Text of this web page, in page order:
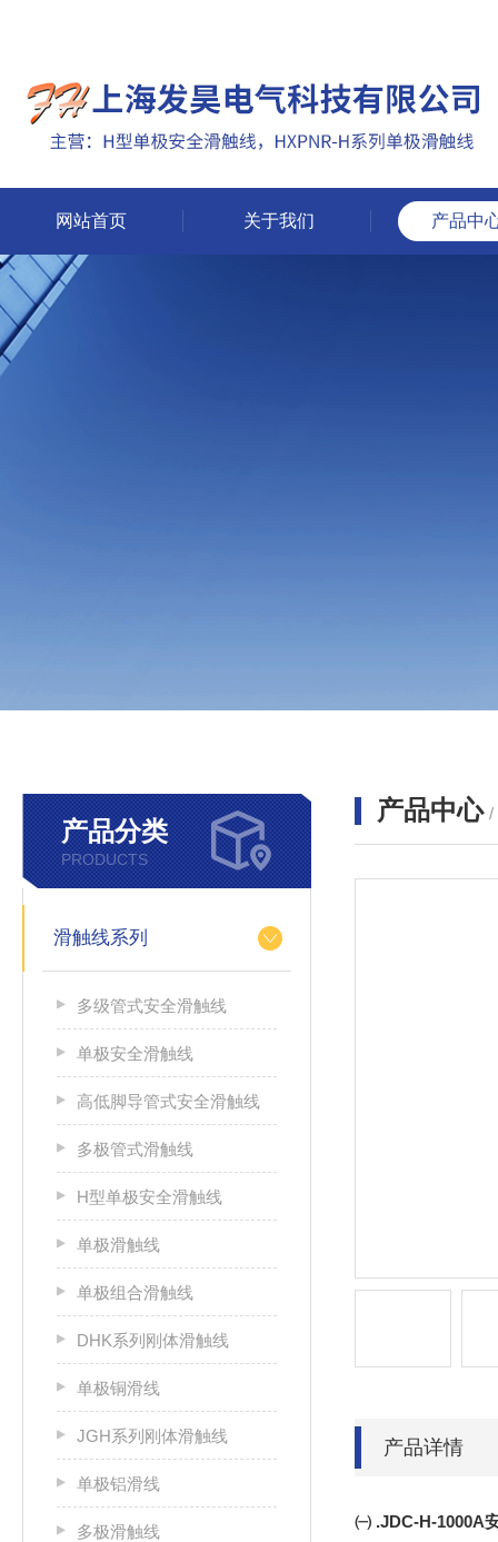
网站首页 关于我们 产品中
产品分类
PRODUCTS
滑触线系列
多级管式安全滑触线
单极安全滑触线
高低脚导管式安全滑触线
多极管式滑触线
H型单极安全滑触线
单极滑触线
单极组合滑触线
DHK系列刚体滑触线
单极铜滑线
JGH系列刚体滑触线
单极铝滑线
多极滑触线
产品中心 /
产品详情
㈠ .JDC-H-1000A